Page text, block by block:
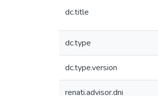
dc.title
dc.type
dc.type.version
renati.advisor.dni